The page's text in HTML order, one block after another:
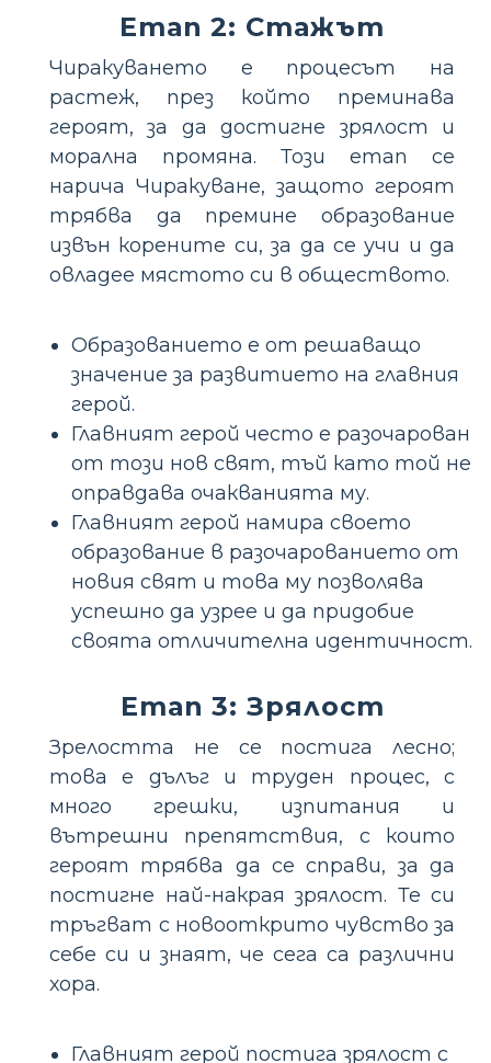
Етап 2: Стажът
Чиракуването е процесът на
растеж, през който преминава
героят, за да достигне зрялост и
морална промяна. Този етап се
нарича Чиракуване, защото героят
трябва да премине образование
извън корените си, за да се учи и да
овладее мястото си в обществото.
Образованието е от решаващо
значение за развитието на главния
герой.
Главният герой често е разочарован
от този нов свят, тъй като той не
оправдава очакванията му.
Главният герой намира своето
образование в разочарованието от
новия свят и това му позволява
успешно да узрее и да придобие
своята отличителна идентичност.
Етап 3: Зрялост
Зрелостта не се постига лесно;
това е дълъг и труден процес, с
много грешки, изпитания и
вътрешни препятствия, с които
героят трябва да се справи, за да
постигне най-накрая зрялост. Те си
тръгват с новооткрито чувство за
себе си и знаят, че сега са различни
хора.
Главният герой постига зрялост с